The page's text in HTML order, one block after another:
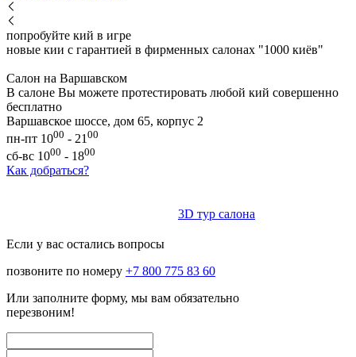
попробуйте кий в игре
новые кии с гарантией в фирменных салонах "1000 киёв"
Салон на Варшавском
В салоне Вы можете протестировать любой кий совершенно
бесплатно
Варшавское шоссе, дом 65, корпус 2
пн-пт 1000 - 21 00
сб-вс 1000 - 1800
Как добраться?
3D тур салона
Если у вас остались вопросы
позвоните по номеру +7 800 775 83 60
Или заполните форму, мы вам обязательно
перезвоним!